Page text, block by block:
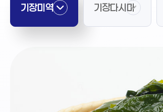
기장미역 기장다시마